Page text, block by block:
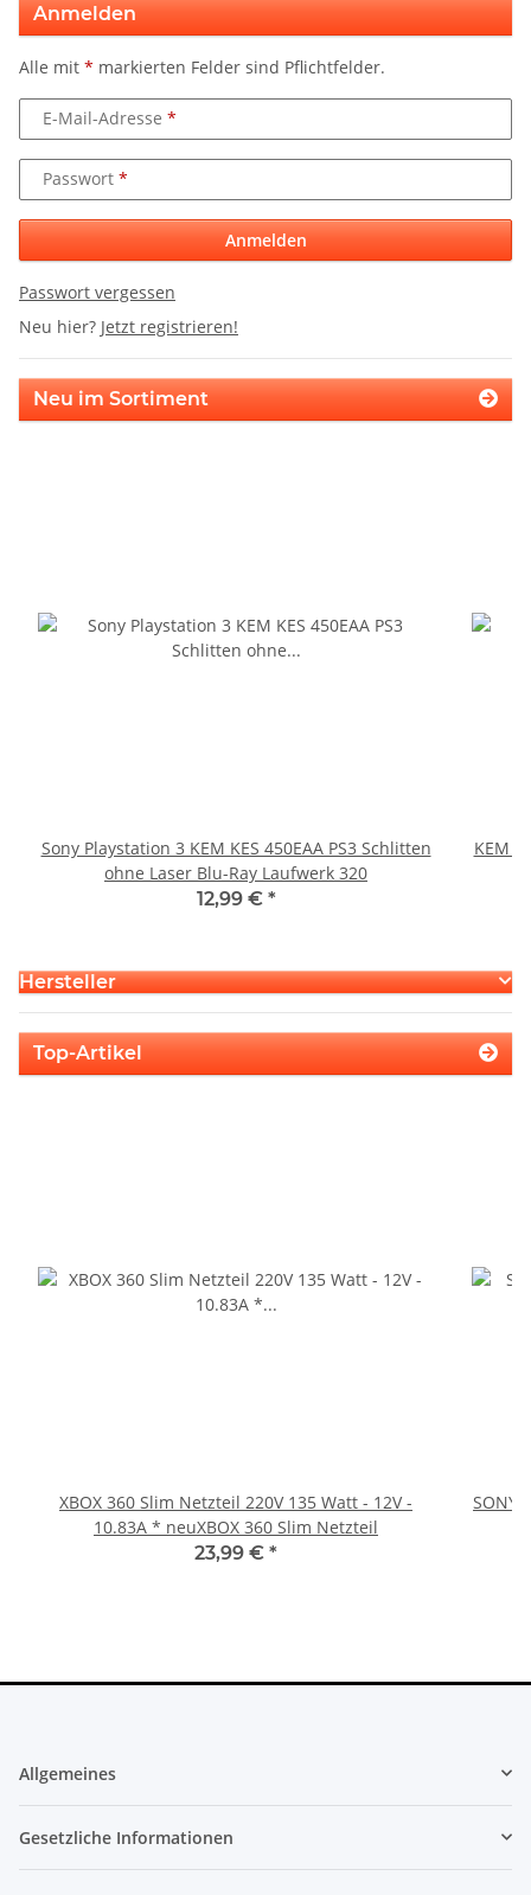
Anmelden
Alle mit * markierten Felder sind Pflichtfelder.
E-Mail-Adresse
Passwort
Anmelden
Passwort vergessen
Neu hier? Jetzt registrieren!
Neu im Sortiment
Sony Playstation 3 KEM KES 450EAA PS3 Schlitten
ohne Laser Blu-Ray Laufwerk 320
12,99 € *
KEM
Hersteller
Top-Artikel
XBOX 360 Slim Netzteil 220V 135 Watt - 12V -
10.83A * neuXBOX 360 Slim Netzteil
23,99 € *
SONY
Allgemeines
Gesetzliche Informationen